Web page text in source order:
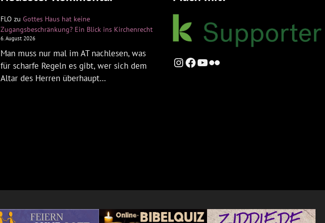
FLO zu Gottes Haus hat keine
Zugangsbeschränkung? Ein Blick ins Kirchenrecht
6. August 2026
Man muss nur mal im AT nachlesen, was
für scharfe Regeln es gibt, wer sich dem
Altar des Herren überhaupt…
Instagram
Facebook
YouTube
Flickr